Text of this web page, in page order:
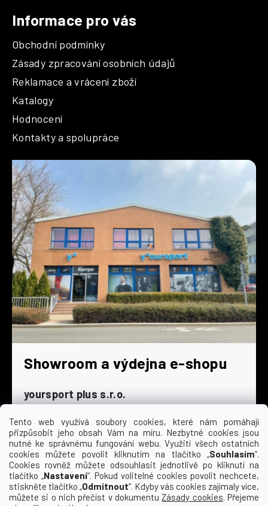
Tento web využívá soubory cookies, které nám pomáhají
přizpůsobit jeho obsah Vám na míru. Nezbytné cookies jsou
nutné ke správnému fungování webu. Využití všech ostatních
cookies můžete povolit kliknutím na tlačítko „Souhlasím“.
Cookies rovněž můžete odsouhlasit jednotlivě po kliknutí na
tlačítko „Nastavení“. Pokud volitelné cookies povolit nechcete,
stiskněte tlačítko „Odmítnout“. Kdyby vás cookies zajímaly více,
můžete si o nich přečíst v dokumentuZásady cookies. Přejeme
Informace pro vás
Obchodní podmínky
Zásady zpracování osobních údajů
Reklamace a vrácení zboží
Katalogy
Hodnocení
Kontakty a spolupráce
Showroom a výdejna e-shopu
yoursport plus s.r.o.
Dyjská 845/4
196 00 Praha 9 - Čakovice
Po - Čt
9:00 - 16:30
Pá
9:00 - 15:30
So
zavřeno
Ne
zavřeno